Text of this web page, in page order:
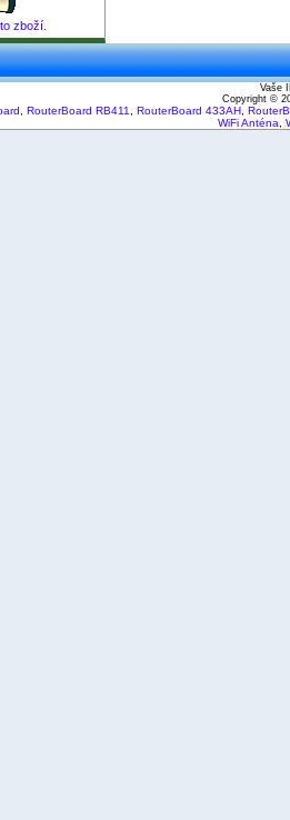
zboží.
Vaše
Copyright ©
RouterBoard RB411 RouterBoard 433AH
WiFi Anténa